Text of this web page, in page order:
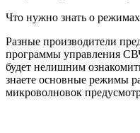
Что нужно знать о
Разные производители
программы управления
будет нелишним
знаете основные режимы
микроволновок